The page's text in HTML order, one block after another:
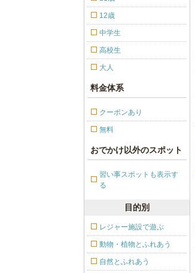
12歳
中学生
高校生
大人
料金体系
クーポンあり
無料
おでかけ以外のスポット
習い事スポットも表示す
る
目的別
レジャー施設で遊ぶ
動物・植物とふれあう
自然とふれあう